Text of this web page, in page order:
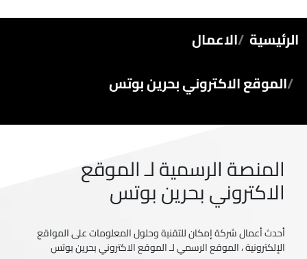
الرئيسية الاعمال
الموقع الاكتروني بحرين بوتس
المنصة الرسمية لـ الموقع
الاكتروني بحرين بوتس
أحدث أعمال شركة إمكان للتقنية وحلول المعلومات على المواقع
الإلكترونية ، الموقع الرسمي لـ الموقع الاكتروني بحرين بوتس